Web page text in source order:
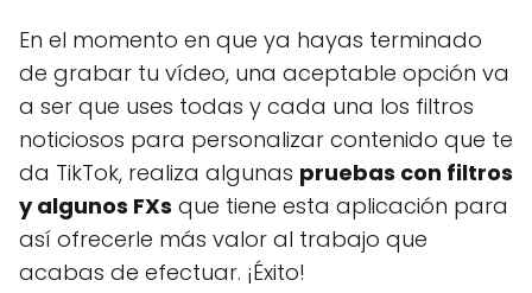
En el momento en que ya hayas terminado
de grabar tu vídeo, una aceptable opción va
a ser que uses todas y cada una los filtros
noticiosos para personalizar contenido que te
da TikTok, realiza algunas pruebas con filtros
y algunos FXs que tiene esta aplicación para
así ofrecerle más valor al trabajo que
acabas de efectuar. ¡Éxito!